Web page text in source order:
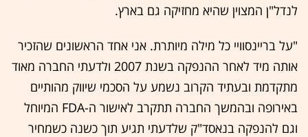
לנדל"ן המצוין שהיא מחזיקה גם בארץ.
"על בריינסוויי כל מילה מיותרת. אני אחד הראשונים שהזכיר
אותה מיד לאחר ההנפקה בשנת 2007 ולדעתי החברה מאוד
מתקדמת ובעתיד הקרוב נשמע על הסכמי שיווק מהותיים
באירופה ובהמשך החברה תתקרב לאישור ה-FDA המיוחל
וגם להנפקה בנאסד"ק שלדעתי תגיע תוך כשנה כשמחיר